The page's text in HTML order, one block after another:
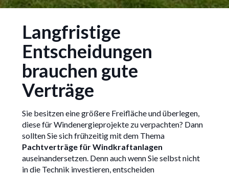
Windkraftanlagen: Worauf
müssen Eigentümer achten?
3/4/2025
Langfristige
Entscheidungen
brauchen gute
Verträge
Sie besitzen eine größere Freifläche und überlegen,
diese für Windenergieprojekte zu verpachten? Dann
sollten Sie sich frühzeitig mit dem Thema
Pachtverträge für Windkraftanlagen
auseinandersetzen. Denn auch wenn Sie selbst nicht
in die Technik investieren, entscheiden